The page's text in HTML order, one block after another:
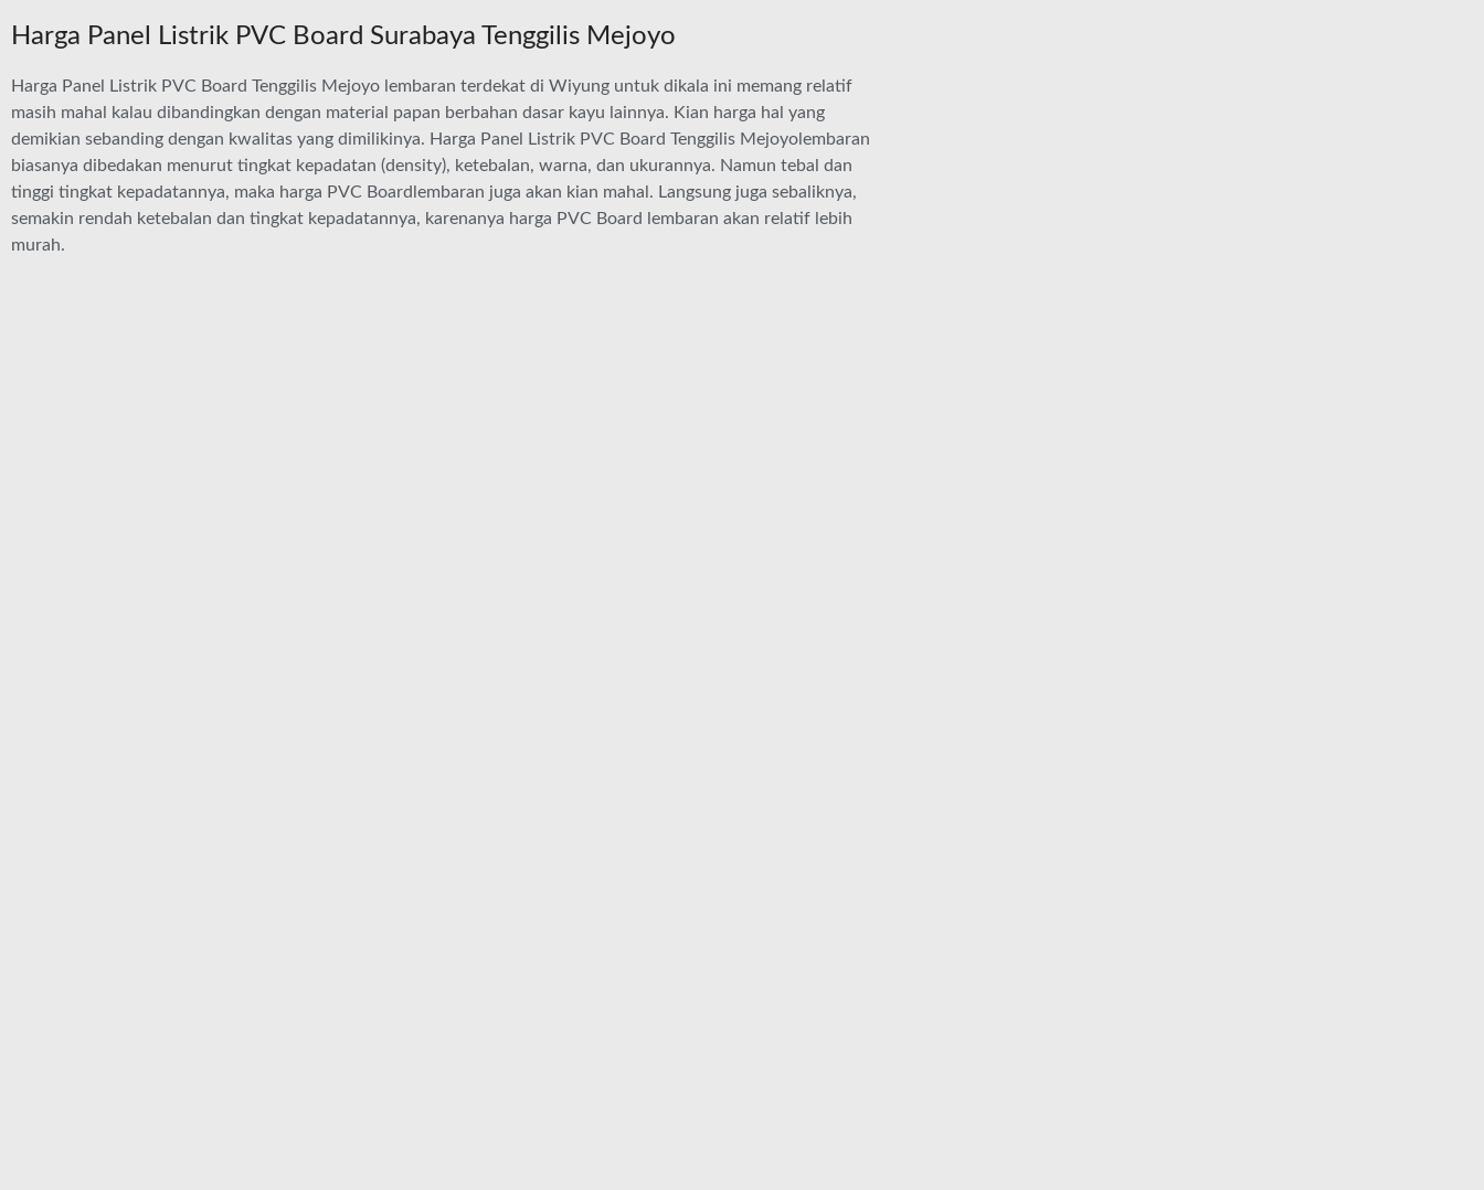
Harga Panel Listrik PVC Board Surabaya Tenggilis Mejoyo
Harga Panel Listrik PVC Board Tenggilis Mejoyo lembaran terdekat di Wiyung untuk dikala ini memang relatif
masih mahal kalau dibandingkan dengan material papan berbahan dasar kayu lainnya. Kian harga hal yang
demikian sebanding dengan kwalitas yang dimilikinya. Harga Panel Listrik PVC Board Tenggilis Mejoyolembaran
biasanya dibedakan menurut tingkat kepadatan (density), ketebalan, warna, dan ukurannya. Namun tebal dan
tinggi tingkat kepadatannya, maka harga PVC Boardlembaran juga akan kian mahal. Langsung juga sebaliknya,
semakin rendah ketebalan dan tingkat kepadatannya, karenanya harga PVC Board lembaran akan relatif lebih
murah.